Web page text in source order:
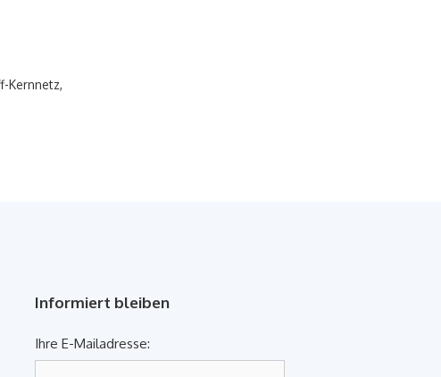
Kernnetz,
Informiert bleiben
Ihre E-Mailadresse: